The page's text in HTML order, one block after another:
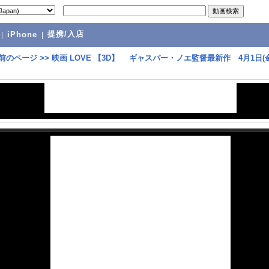
iPhone 提携/入店
のページ >> 映画 LOVE 【3D】 ギャスパー・ノエ監督最新作 4月1日(